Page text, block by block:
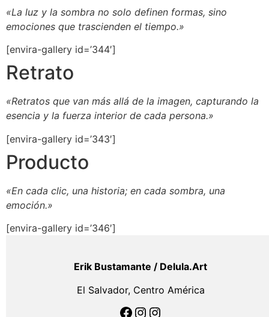
«La luz y la sombra no solo definen formas, sino
emociones que trascienden el tiempo.»
[envira-gallery id=’344′]
Retrato
«Retratos que van más allá de la imagen, capturando la
esencia y la fuerza interior de cada persona.»
[envira-gallery id=’343′]
Producto
«En cada clic, una historia; en cada sombra, una
emoción.»
[envira-gallery id=’346′]
Erik Bustamante / Delula.Art
El Salvador, Centro América